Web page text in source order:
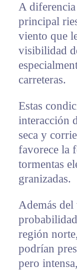
A diferencia
principal
viento que
visibilidad
carreteras.
Estas
interacción
seca y
favorece la
tormentas
granizadas.
Además
región
podrían
pero